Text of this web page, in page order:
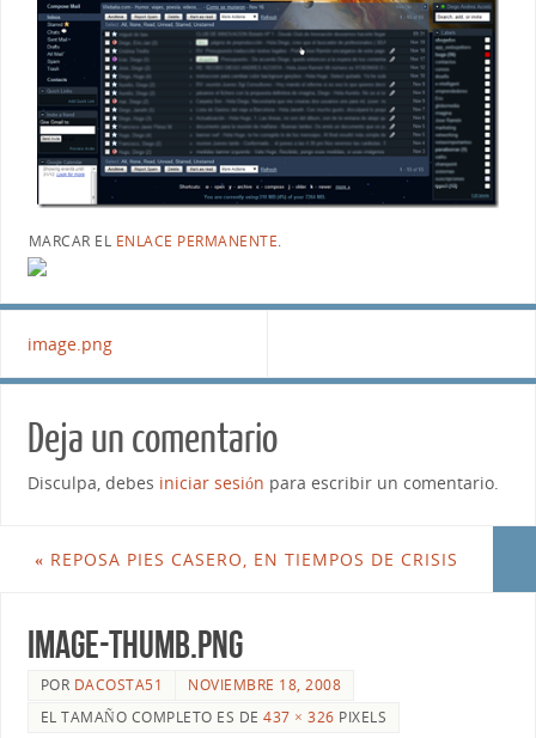
MARCAR EL ENLACE PERMANENTE.
image.png
Deja un comentario
Disculpa, debes iniciar sesión para escribir un comentario.
« REPOSA PIES CASERO, EN TIEMPOS DE CRISIS
image-thumb.png
POR DACOSTA51
NOVIEMBRE 18, 2008
EL TAMAÑO COMPLETO ES DE437 × 326 PIXELS